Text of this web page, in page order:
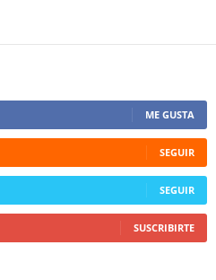
ME GUSTA
SEGUIR
SEGUIR
SUSCRIBIRTE